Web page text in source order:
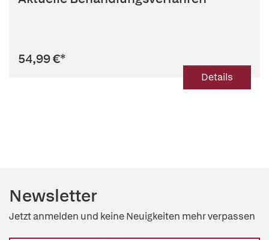
54,99 €*
Details
Newsletter
Jetzt anmelden und keine Neuigkeiten mehr verpassen